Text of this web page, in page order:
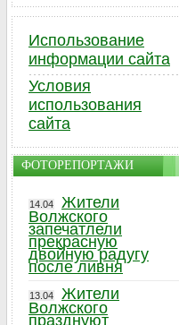
Использование
информации сайта
Условия
использования
сайта
ФОТОРЕПОРТАЖИ
14.04
Жители
Волжского
запечатлели
прекрасную
двойную радугу
после ливня
13.04
Жители
Волжского
празднуют